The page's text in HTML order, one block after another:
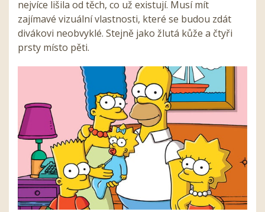
nejvíce lišila od těch, co už existují. Musí mít
zajímavé vizuální vlastnosti, které se budou zdát
divákovi neobvyklé. Stejně jako žlutá kůže a čtyři
prsty místo pěti.